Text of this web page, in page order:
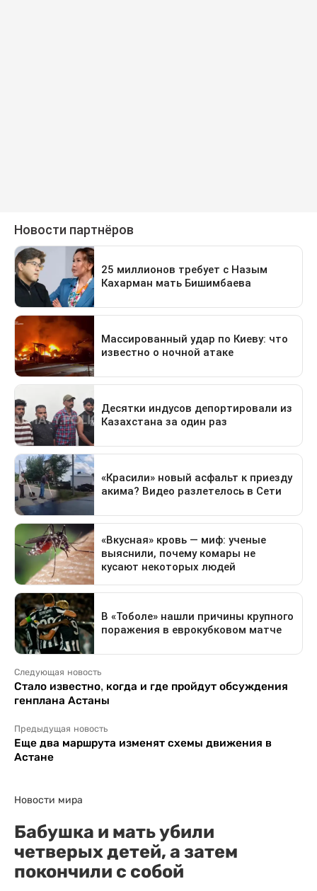
Следующая новость
Стало известно, когда и где пройдут обсуждения
генплана Астаны
Предыдущая новость
Еще два маршрута изменят схемы движения в
Астане
Новости мира
Бабушка и мать убили
четверых детей, а затем
покончили с собой